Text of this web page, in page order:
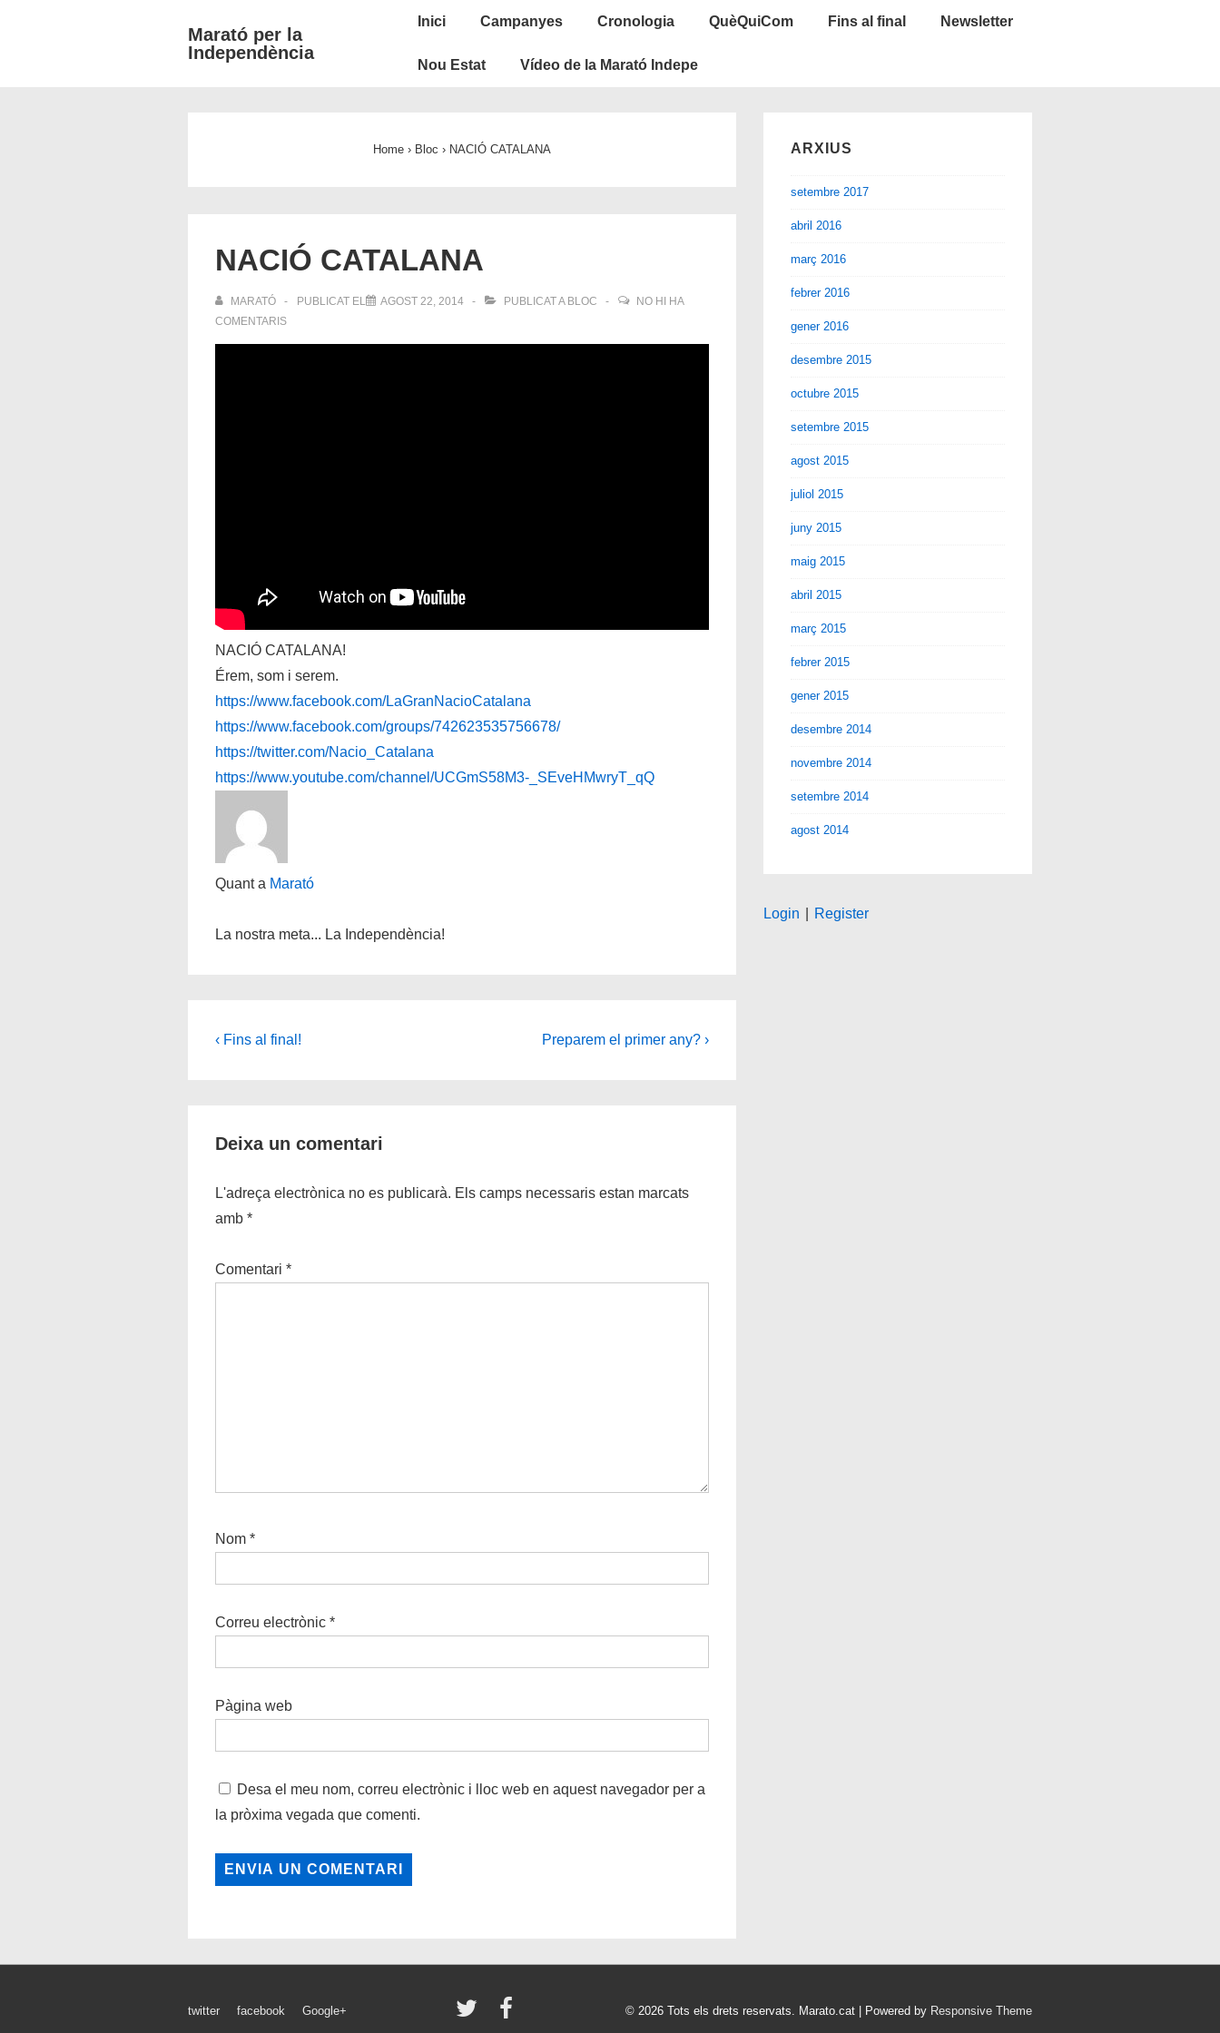
Marató per la
Independència
Navegació
Inici Campanyes Cronologia QuèQuiCom Fins al final Newsletter
Nou Estat Vídeo de la Marató Indepe
Home › Bloc › NACIÓ CATALANA
NACIÓ CATALANA
MARATÓ PUBLICAT EL AGOST 22, 2014 PUBLICAT A BLOC
NO HI HA
COMENTARIS
NACIÓ CATALANA!
Érem, som i serem.
https://www.facebook.com/LaGranNacioCatalana
https://www.facebook.com/groups/742623535756678/
https://twitter.com/Nacio_Catalana
https://www.youtube.com/channel/UCGmS58M3-_SEveHMwryT_qQ
Quant a Marató
La nostra meta... La Independència!
Navegació
Càrrec
‹ Fins al final!
Següent
Preparem el primer any? ›
Deixa un comentari
L'adreça electrònica no es publicarà. Els camps necessaris estan marcats
amb *
Comentari *
Nom *
Correu electrònic *
Pàgina web
Desa el meu nom, correu electrònic i lloc web en aquest navegador per a
la pròxima vegada que comenti.
ARXIUS
setembre 2017
abril 2016
març 2016
febrer 2016
gener 2016
desembre 2015
octubre 2015
setembre 2015
agost 2015
juliol 2015
juny 2015
maig 2015
abril 2015
març 2015
febrer 2015
gener 2015
desembre 2014
novembre 2014
setembre 2014
agost 2014
Login Register
Menú
twitter facebook Google+ © 2026 Tots els drets reservats. Marato.cat | Powered by Responsive Theme